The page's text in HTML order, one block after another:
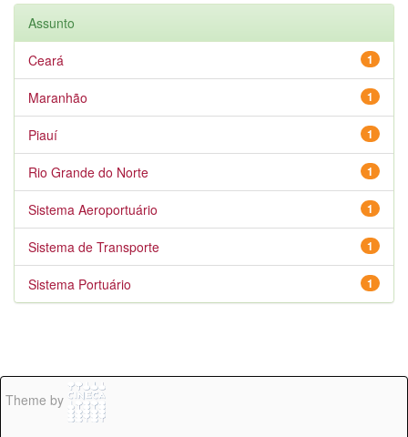
Assunto
1
Ceará
1
Maranhão
1
Piauí
1
Rio Grande do Norte
1
Sistema Aeroportuário
1
Sistema de Transporte
1
Sistema Portuário
Theme by